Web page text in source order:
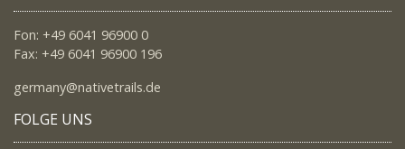
Fon: +49 6041 96900 0
Fax: +49 6041 96900 196
germany@nativetrails.de
FOLGE UNS